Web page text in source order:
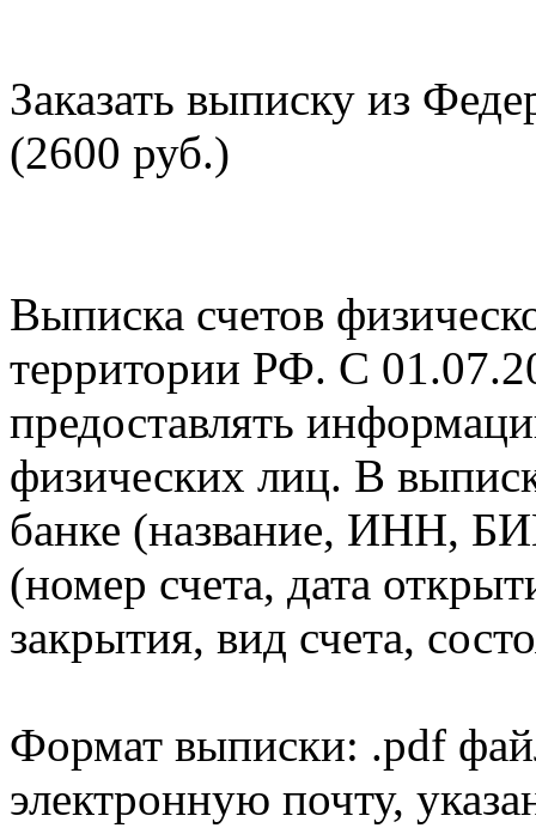
Заказать выписку из
(2600 руб.)
Выписка счетов
территории РФ. С
предоставлять
физических лиц. В
банке (название, ИНН,
(номер счета, дата
закрытия, вид счета,
Формат выписки: .pdf
электронную почту,